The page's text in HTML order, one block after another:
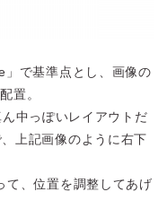
で基準点とし、画像の
置。
中っぽいレイアウトだ
上記画像のように右下
、位置を調整してあげ